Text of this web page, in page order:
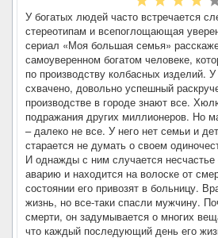
У богатых людей часто встречается
стереотипам и всепоглощающая
сериал «Моя большая семья»
самоуверенном богатом человеке,
по производству колбасных изделий.
схвачено, довольно успешный
производстве в городе знают все.
подражания других миллионеров. Но
– далеко не все. У него нет семьи и
старается не думать о своем
И однажды с ним случается
аварию и находится на волоске от
состоянии его привозят в больницу.
жизнь, но все-таки спасли мужчину.
смерти, он задумывается о многих
что каждый последующий день его